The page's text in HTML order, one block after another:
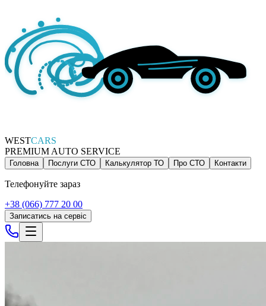
WESTCARS
PREMIUM AUTO SERVICE
Головна Послуги СТО Калькулятор ТО Про СТО Контакти
Телефонуйте зараз
+38 (066) 777 20 00
Записатись на сервіс